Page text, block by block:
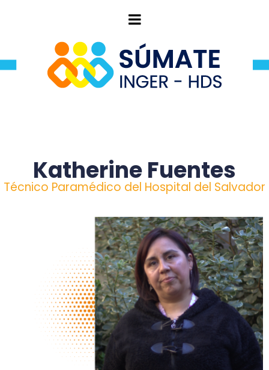
Katherine Fuentes
Técnico Paramédico del Hospital del Salvador